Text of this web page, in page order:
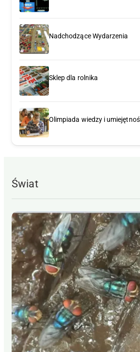
Nadchodzące Wydarzenia
Sklep dla rolnika
Olimpiada wiedzy i
Świat